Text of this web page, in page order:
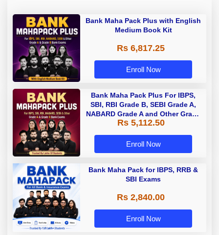
Bank Maha Pack Plus with English
Medium Book Kit
Rs 6,817.25
Enroll Now
Bank Maha Pack Plus For IBPS,
SBI, RBI Grade B, SEBI Grade A,
NABARD Grade A and Other Grade
A & Grade B Bank Exams
Rs 5,112.50
Enroll Now
Bank Maha Pack for IBPS, RRB &
SBI Exams
Rs 2,840.00
Enroll Now